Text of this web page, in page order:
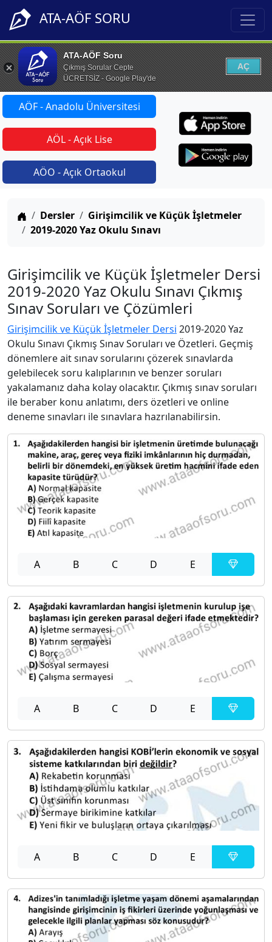
ATA-AÖF SORU
ATA-AÖF Soru
Çıkmış Sorular Cepte
ÜCRETSİZ - Google Play'de
AÇ
AÖF - Anadolu Üniversitesi
AÖL - Açık Lise
AÖO - Açık Ortaokul
Anasayfa
Dersler
Girişimcilik ve Küçük İşletmeler
2019-2020 Yaz Okulu Sınavı
Girişimcilik ve Küçük İşletmeler Dersi
2019-2020 Yaz Okulu Sınavı Çıkmış
Sınav Soruları ve Çözümleri
Girişimcilik ve Küçük İşletmeler Dersi 2019-2020 Yaz
Okulu Sınavı Çıkmış Sınav Soruları ve Özetleri. Geçmiş
dönemlere ait sınav sorularını çözerek sınavlarda
gelebilecek soru kalıplarının ve benzer soruları
yakalamanız daha kolay olacaktır. Çıkmış sınav soruları
ile beraber konu anlatımı, ders özetleri ve online
deneme sınavları ile sınavlara hazrılanabilirsin.
A B C D E
A B C D E
A B C D E